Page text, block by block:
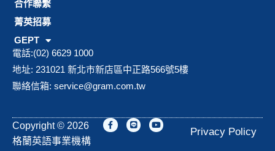
合作聯繫
菁英招募
GEPT
電話:(02) 6629 1000
地址: 231021 新北市新店區中正路566號5樓
聯絡信箱: service@gram.com.tw
Copyright © 2026
格蘭英語事業機構
F
a
L
i
Y
o
Privacy Policy